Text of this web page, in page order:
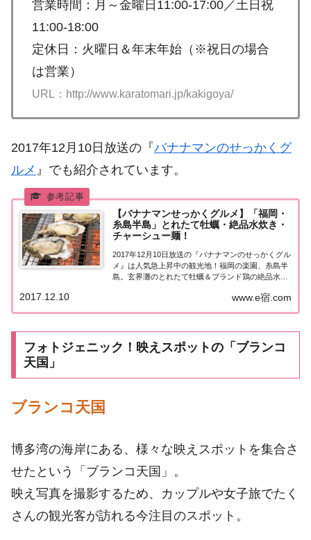
営業時間：月～金曜日11:00-17:00／土日祝
11:00-18:00
定休日：火曜日＆年末年始（※祝日の場合
は営業）
URL：http://www.karatomari.jp/kakigoya/
2017年12月10日放送の『バナナマンのせっかくグ
ルメ 』でも紹介されています。
【バナナマンせっかくグルメ】「福岡・
糸島半島」とれたて牡蠣・絶品水炊き・
チャーシュー麺！
2017年12月10日放送の『バナナマンのせっかくグル
メ』は人気急上昇中の観光地！福岡の楽園、糸島半
島。玄界灘のとれたて牡蠣＆ブランド鶏の絶品水炊
れた情報はこちら！福岡・糸島半島「せっかくこの
町に来たなら食べたほうがいいグルメは何...
www.e宿.com
2017.12.10
フォトジェニック！映えスポットの「ブランコ
天国」
ブランコ天国
博多湾の海岸にある、様々な映えスポットを集合さ
せたという「ブランコ天国」。
映え写真を撮影するため、カップルや女子旅でたく
さんの観光客が訪れる今注目のスポット。